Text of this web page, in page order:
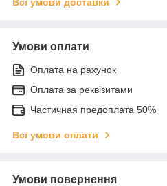
Умови оплати
Оплата на рахунок
Оплата за реквізитами
Частичная предоплата 50%
Всі умови оплати
Умови повернення